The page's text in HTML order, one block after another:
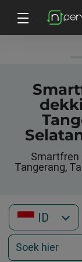
Smartfren
Tangerang,
ID